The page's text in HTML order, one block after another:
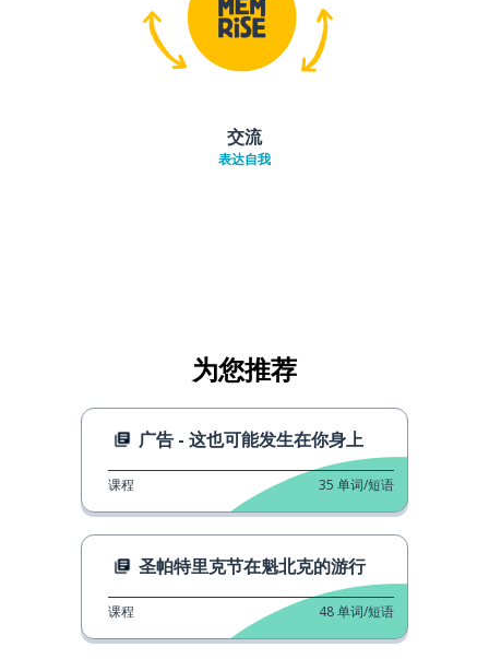
交流
表达自我
为您推荐
广告 - 这也可能发生在你身上
课程 35 单词/短语
圣帕特里克节在魁北克的游行
课程 48单词/短语